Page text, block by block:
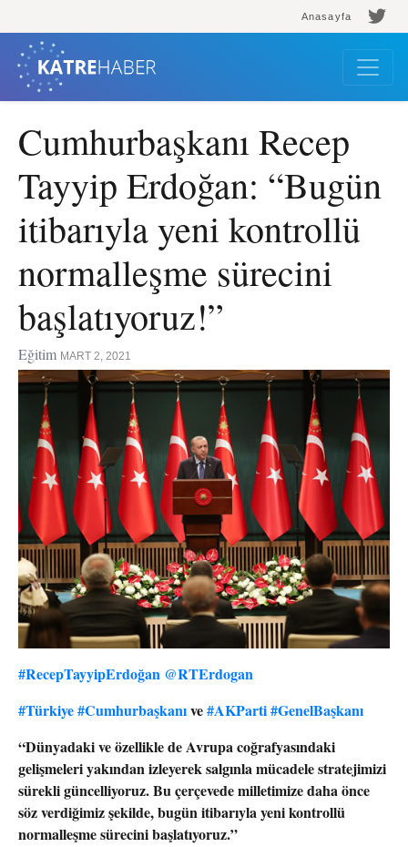
Anasayfa
Cumhurbaşkanı Recep
Tayyip Erdoğan: “Bugün
itibarıyla yeni kontrollü
normalleşme sürecini
başlatıyoruz!”
Eğitim MART 2, 2021
#RecepTayyipErdoğan @RTErdogan
#Türkiye#Cumhurbaşkanıve#AKParti#GenelBaşkanı
“Dünyadaki ve özellikle de Avrupa coğrafyasındaki
gelişmeleri yakından izleyerek salgınla mücadele stratejimizi
sürekli güncelliyoruz. Bu çerçevede milletimize daha önce
söz verdiğimiz şekilde, bugün itibarıyla yeni kontrollü
normalleşme sürecini başlatıyoruz.”